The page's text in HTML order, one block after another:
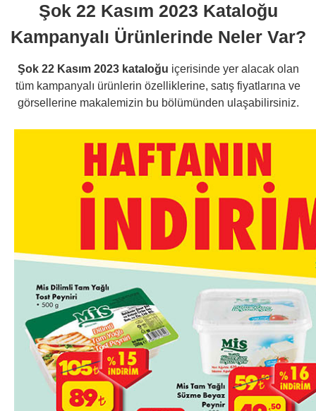
Şok 22 Kasım 2023 Kataloğu
Kampanyalı Ürünlerinde Neler Var?
Şok 22 Kasım 2023 kataloğu içerisinde yer alacak olan
tüm kampanyalı ürünlerin özelliklerine, satış fiyatlarına ve
görsellerine makalemizin bu bölümünden ulaşabilirsiniz.